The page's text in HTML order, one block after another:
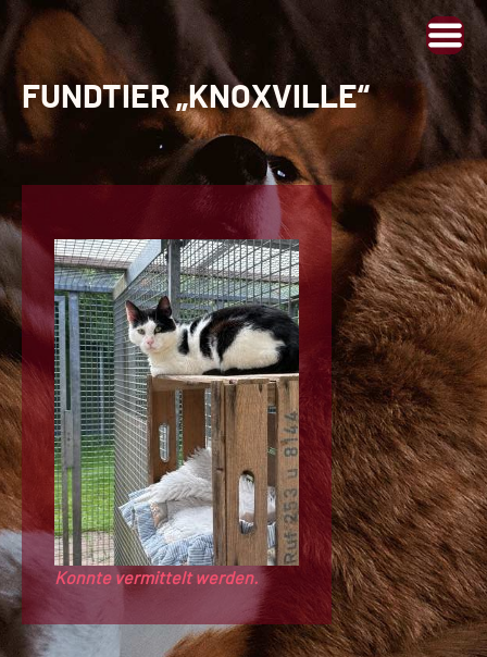
FUNDTIER „KNOXVILLE“
Konnte vermittelt werden.